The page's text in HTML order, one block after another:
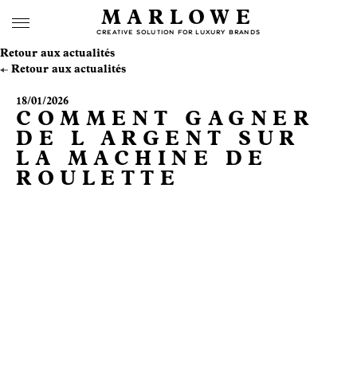
MARLOWE
CREATIVE SOLUTION FOR LUXURY BRANDS
Retour aux actualités
Retour aux actualités
18/01/2026
COMMENT GAGNER
DE L ARGENT SUR
LA MACHINE DE
ROULETTE